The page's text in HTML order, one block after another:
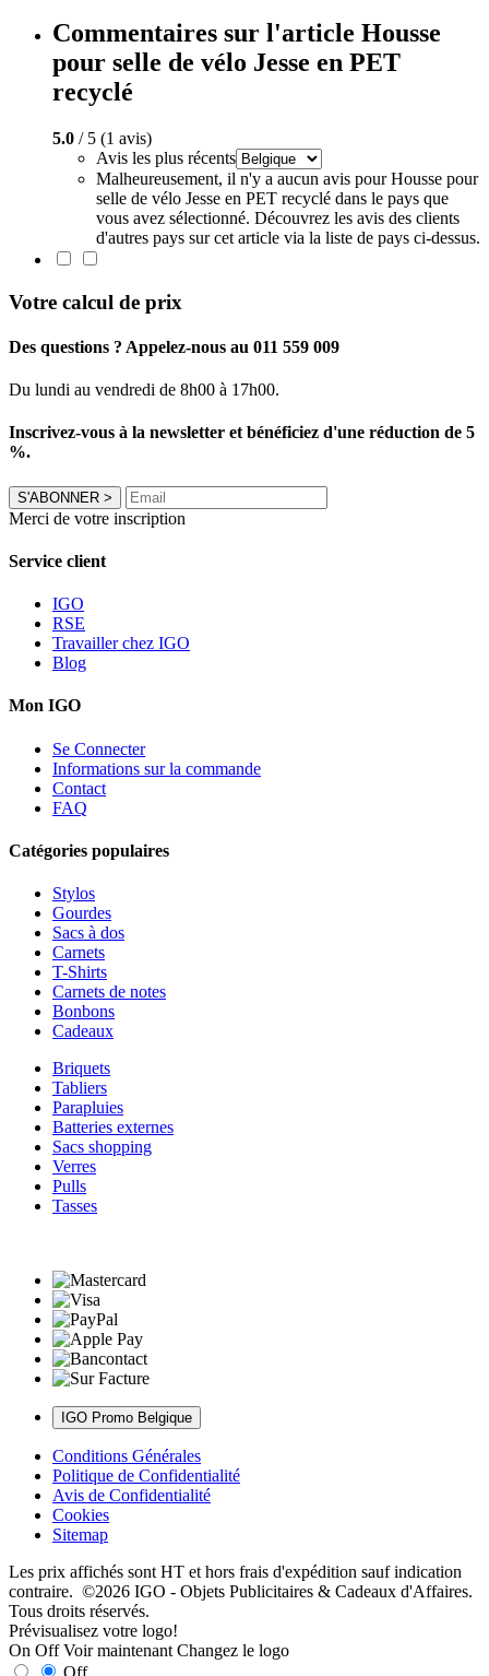
Commentaires sur l'article Housse
pour selle de vélo Jesse en PET
recyclé
5.0 / 5 (1 avis)
Avis les plus récents
Malheureusement, il n'y a aucun avis pour Housse pour
selle de vélo Jesse en PET recyclé dans le pays que
vous avez sélectionné. Découvrez les avis des clients
d'autres pays sur cet article via la liste de pays ci-dessus.
Votre calcul de prix
Des questions ? Appelez-nous au 011 559 009
Du lundi au vendredi de 8h00 à 17h00.
Inscrivez-vous à la newsletter et bénéficiez d'une réduction de 5
%.
S'ABONNER >
Merci de votre inscription
Service client
IGO
RSE
Travailler chez IGO
Blog
Mon IGO
Se Connecter
Informations sur la commande
Contact
FAQ
Catégories populaires
Stylos
Gourdes
Sacs à dos
Carnets
T-Shirts
Carnets de notes
Bonbons
Cadeaux
Briquets
Tabliers
Parapluies
Batteries externes
Sacs shopping
Verres
Pulls
Tasses
IGO Promo Belgique
Conditions Générales
Politique de Confidentialité
Avis de Confidentialité
Cookies
Sitemap
Les prix affichés sont HT et hors frais d'expédition sauf indication
contraire. ©2026 IGO - Objets Publicitaires & Cadeaux d'Affaires.
Tous droits réservés.
Prévisualisez votre logo!
On Off Voir maintenant Changez le logo